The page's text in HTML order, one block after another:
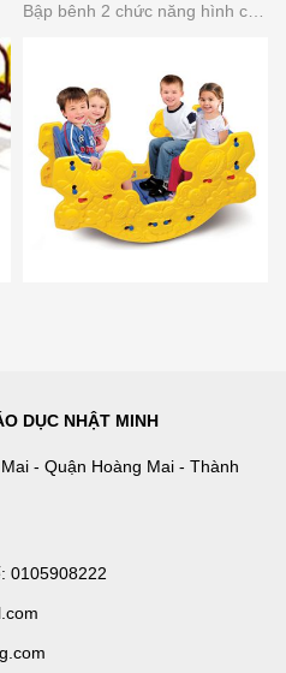
DỤC NHẬT MINH
- Quận Hoàng Mai - Thành
0105908222